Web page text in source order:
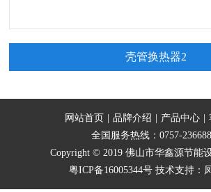
壳管换热器2
网站首页 品牌介绍 产品中心
全国服务热线：0757-
Copyright © 2019 佛山市华鑫源节能
粤ICP备16005344号 技术支持：